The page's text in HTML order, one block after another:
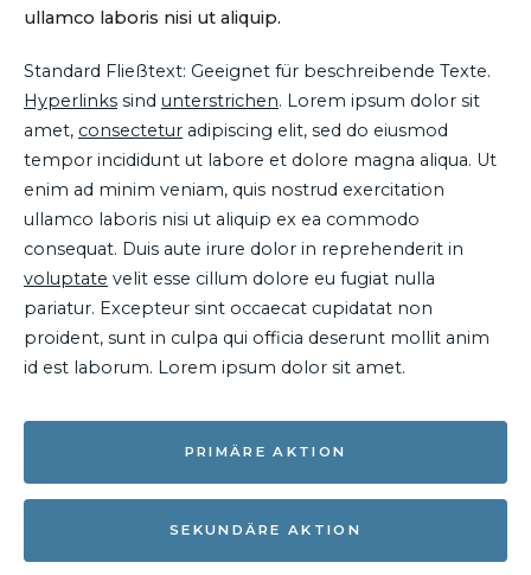
ullamco laboris nisi ut aliquip.
Standard Fließtext: Geeignet für beschreibende Texte.
Hyperlinks sind unterstrichen. Lorem ipsum dolor sit
amet, consectetur adipiscing elit, sed do eiusmod
tempor incididunt ut labore et dolore magna aliqua. Ut
enim ad minim veniam, quis nostrud exercitation
ullamco laboris nisi ut aliquip ex ea commodo
consequat. Duis aute irure dolor in reprehenderit in
voluptate velit esse cillum dolore eu fugiat nulla
pariatur. Excepteur sint occaecat cupidatat non
proident, sunt in culpa qui officia deserunt mollit anim
id est laborum. Lorem ipsum dolor sit amet.
PRIMÄRE AKTION
SEKUNDÄRE AKTION